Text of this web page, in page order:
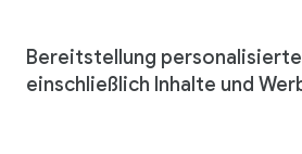
Bereitstellung
einschließlich Inhalte und